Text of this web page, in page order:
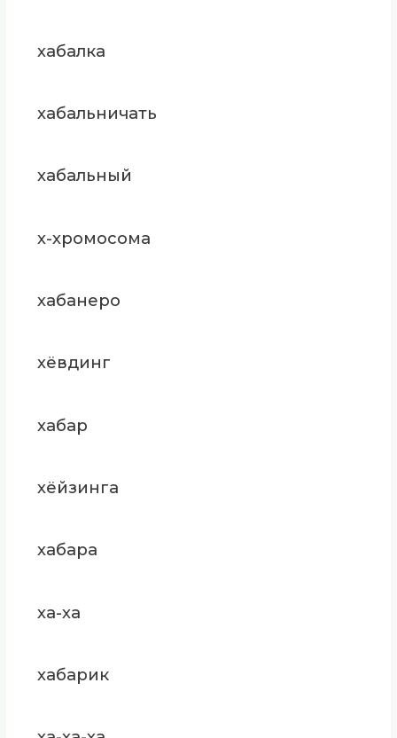
хабалка
хабальничать
хабальный
х-хромосома
хабанеро
хёвдинг
хабар
хёйзинга
хабара
ха-ха
хабарик